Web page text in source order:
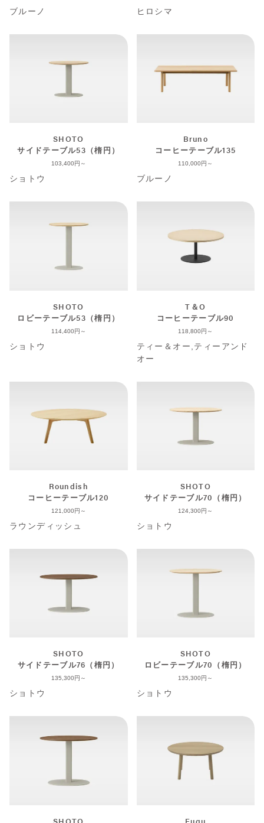
ブルーノ ヒロシマ
SHOTO
サイドテーブル53（楕円）
103,400
ショトウ
Bruno
コーヒーテーブル135
110,000
ブルーノ
SHOTO
ロビーテーブル53（楕円）
114,400
ショトウ
T＆O
コーヒーテーブル90
118,800
ティー＆オー,ティーアンド
オー
Roundish
コーヒーテーブル120
121,000
ラウンディッシュ
SHOTO
サイドテーブル70（楕円）
124,300
ショトウ
SHOTO
サイドテーブル76（楕円）
135,300
ショトウ
SHOTO
ロビーテーブル70（楕円）
135,300
ショトウ